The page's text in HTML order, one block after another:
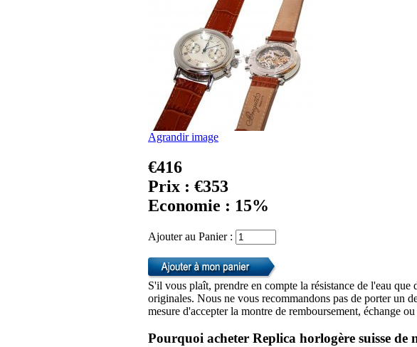
Agrandir image
€416
Prix : €353
Economie : 15%
Ajouter au Panier :
S'il vous plaît, prendre en compte la résistance de l'eau
originales. Nous ne vous recommandons pas de porter un
mesure d'accepter la montre de remboursement, échange
Pourquoi acheter Replica horlogère suisse de